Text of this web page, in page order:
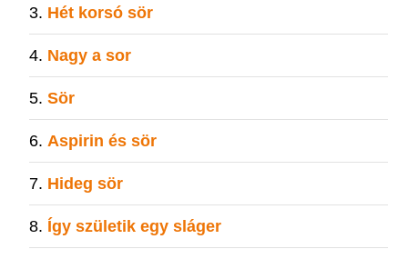
Hét korsó sör
Nagy a sor
Sör
Aspirin és sör
Hideg sör
Így születik egy sláger